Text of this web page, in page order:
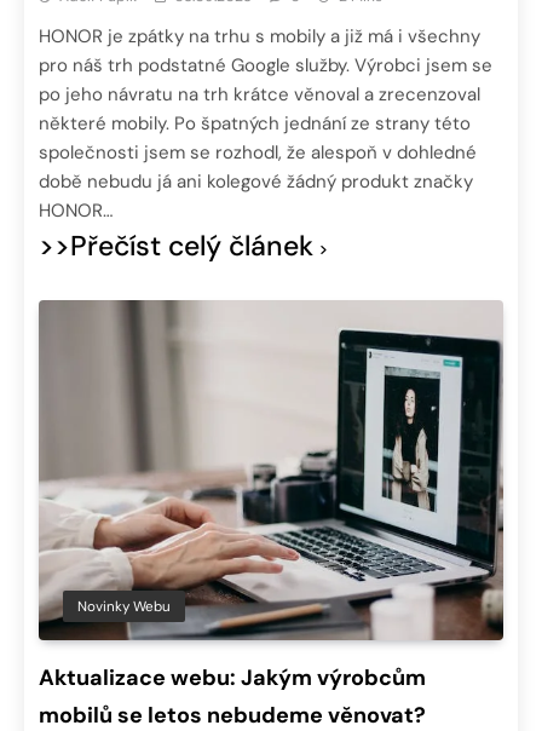
HONOR je zpátky na trhu s mobily a již má i všechny
pro náš trh podstatné Google služby. Výrobci jsem se
po jeho návratu na trh krátce věnoval a zrecenzoval
některé mobily. Po špatných jednání ze strany této
společnosti jsem se rozhodl, že alespoň v dohledné
době nebudu já ani kolegové žádný produkt značky
HONOR…
>>Přečíst celý článek
Novinky Webu
Aktualizace webu: Jakým výrobcům
mobilů se letos nebudeme věnovat?